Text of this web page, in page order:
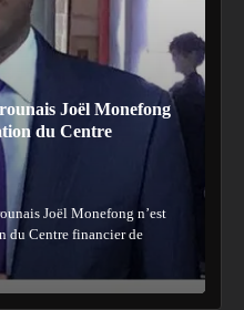
Joël Monefong
du Centre
Joël Monefong n’est
du Centre financier de